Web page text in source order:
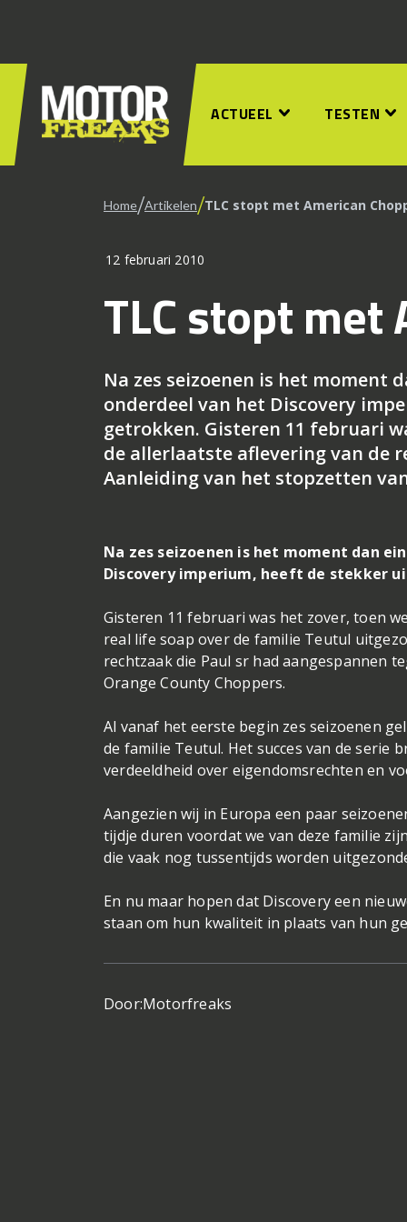
ACTUEEL TESTEN
Home/Artikelen/TLC stopt met American
12 februari 2010
TLC stopt met
Na zes seizoenen is het moment
onderdeel van het Discovery
getrokken. Gisteren 11 februari
de allerlaatste aflevering van de
Aanleiding van het stopzetten
Na zes seizoenen is het moment dan
Discovery imperium, heeft de stekker
Gisteren 11 februari was het zover, toen
real life soap over de familie Teutul
rechtzaak die Paul sr had aangespannen
Orange County Choppers.
Al vanaf het eerste begin zes seizoenen
de familie Teutul. Het succes van de serie
verdeeldheid over eigendomsrechten en
Aangezien wij in Europa een paar
tijdje duren voordat we van deze familie
die vaak nog tussentijds worden
En nu maar hopen dat Discovery een
staan om hun kwaliteit in plaats van hun
Door:Motorfreaks